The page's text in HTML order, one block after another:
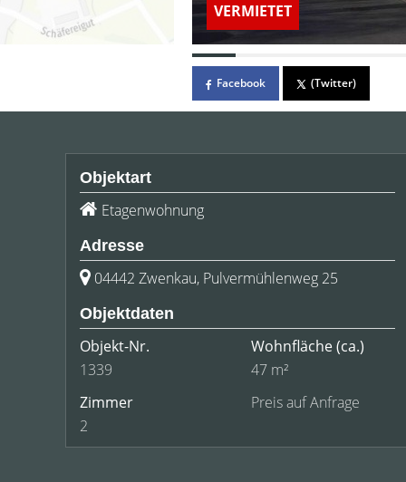
VERMIETET
Facebook (Twitter)
Objektart
Etagenwohnung
Adresse
04442 Zwenkau, Pulvermühlenweg 25
Objektdaten
Objekt-Nr.
1339
Wohnfläche(ca.)
47 m²
Zimmer
2
Preis auf Anfrage